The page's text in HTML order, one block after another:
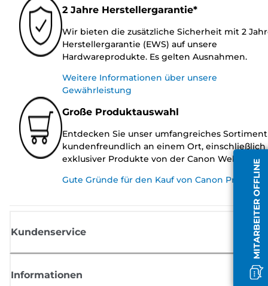
MITARBEITER OFFLINE
2 Jahre Herstellergarantie*
Wir bieten die zusätzliche Sicherheit mit 2
Herstellergarantie (EWS) auf unsere
Hardwareprodukte. Es gelten Ausnahmen.
Weitere Informationen über unsere
Gewährleistung
Große Produktauswahl
Entdecken Sie unser umfangreiches Sortiment
kundenfreundlich an einem Ort, einschließlich
exklusiver Produkte von der Canon Website.
Gute Gründe für den Kauf von Canon
Kundenservice
Informationen